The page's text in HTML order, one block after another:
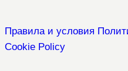
Правила и условия
Cookie Policy